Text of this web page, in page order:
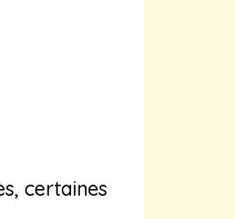
certaines